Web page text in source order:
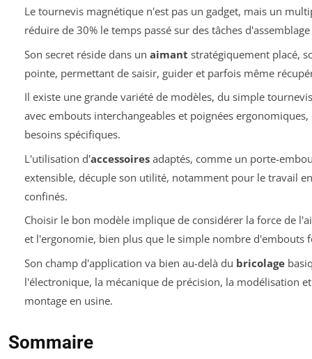
Le tournevis magnétique n'est pas un gadget, mais un
réduire de 30% le temps passé sur des tâches
Son secret réside dans un aimant stratégiquement placé,
pointe, permettant de saisir, guider et parfois même
Il existe une grande variété de modèles, du simple
avec embouts interchangeables et poignées
besoins spécifiques.
L'utilisation d'accessoiresadaptés, comme un porte-
extensible, décuple son utilité, notamment pour le travail
confinés.
Choisir le bon modèle implique de considérer la force de
et l'ergonomie, bien plus que le simple nombre d'embouts
Son champ d'application va bien au-delà du bricolage
l'électronique, la mécanique de précision, la modélisation
montage en usine.
Sommaire